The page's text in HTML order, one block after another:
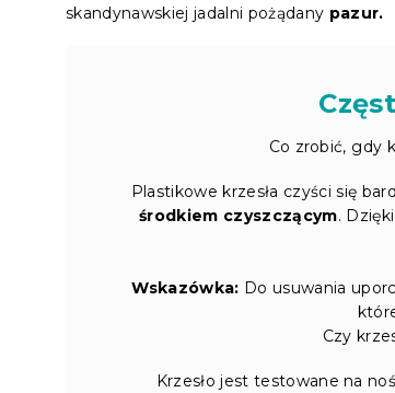
skandynawskiej jadalni pożądany pazur.
Co zrobić, gdy
Plastikowe krzesła czyści się
środkiem czyszczącym.
Wskazówka: Do usuwania
Czy
Krzesło jest testowane na